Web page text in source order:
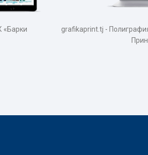
«Барки
grafikaprint.tj -